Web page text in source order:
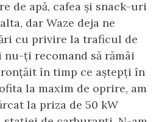
de apă, cafea și snack-uri
dar Waze deja ne
cu privire la traficul de
nu-ți recomand să rămâi
ronțăit în timp ce aștepți în
la maxim de oprire, am
la priza de 50 kW